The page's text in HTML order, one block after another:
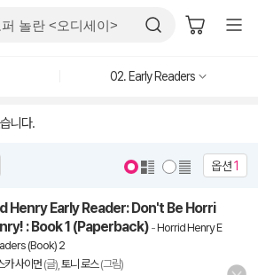
02. Early Readers
니다.
옵션1
Henry Early Reader: Don't Be Horri
: Book 1 (Paperback) -Horrid Henry E
(Book) 2
카 사이먼(글), 토니 로스(그림)